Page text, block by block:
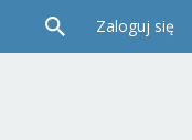
Zaloguj się